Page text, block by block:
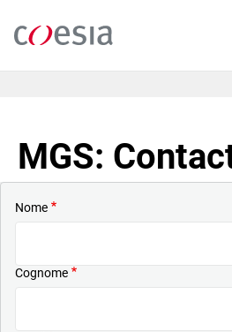
contenuto
MGS:
Nome
Cognome